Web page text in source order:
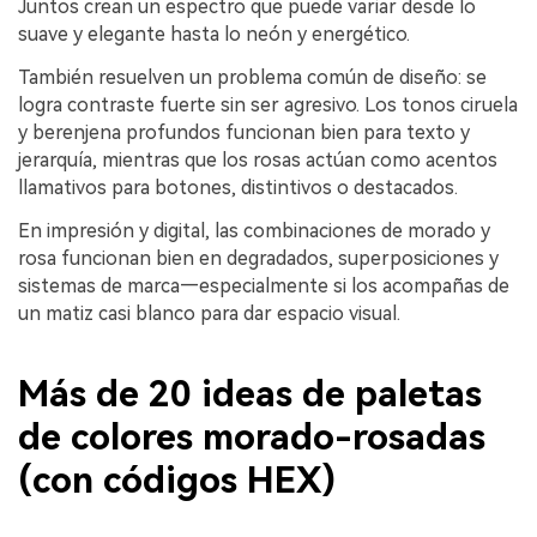
Juntos crean un espectro que puede variar desde lo
suave y elegante hasta lo neón y energético.
También resuelven un problema común de diseño: se
logra contraste fuerte sin ser agresivo. Los tonos ciruela
y berenjena profundos funcionan bien para texto y
jerarquía, mientras que los rosas actúan como acentos
llamativos para botones, distintivos o destacados.
En impresión y digital, las combinaciones de morado y
rosa funcionan bien en degradados, superposiciones y
sistemas de marca—especialmente si los acompañas de
un matiz casi blanco para dar espacio visual.
Más de 20 ideas de paletas
de colores morado-rosadas
(con códigos HEX)